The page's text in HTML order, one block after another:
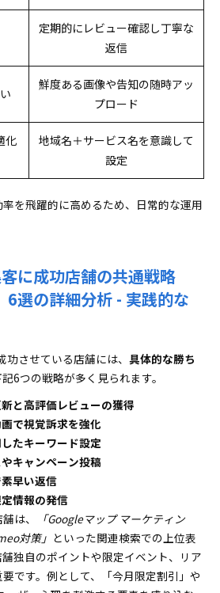
定期的にレビュー確認し丁寧な
返信
鮮度ある画像や告知の随時アッ
プロード
化
地域名＋サービス名を意識して
設定
率を飛躍的に高めるため、日常的な運用
に成功店舗の共通戦略
6選の詳細分析 - 実践的な
させている店舗には、 具体的な勝ち
6つの戦略が多く見られます。
と高評価レビューの獲得
で視覚訴求を強化
たキーワード設定
キャンペーン投稿
早い返信
情報の発信
は、
「Googleマップ マーケティン
対策」 といった関連検索での上位表
独自のポイントや限定イベント、リア
です。例として、「今月限定割引」や